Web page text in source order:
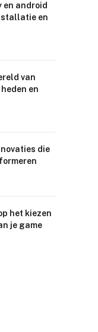
en android
en
van
en
die
het kiezen
je game